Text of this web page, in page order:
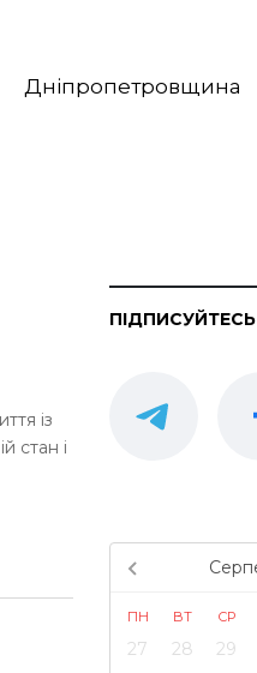
Дніпропетровщина
із
стан і
ПІДПИСУЙТЕСЬ
ПН ВТ СР
27 28 29